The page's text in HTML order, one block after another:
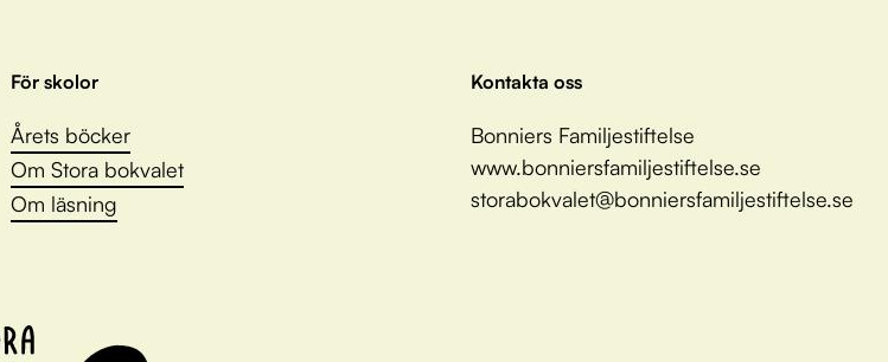
För skolor
Årets böcker
Om Stora bokvalet
Om läsning
Kontakta oss
Bonniers Familjestiftelse
www.bonniersfamiljestiftelse.se
storabokvalet@bonniersfamiljestiftelse.se